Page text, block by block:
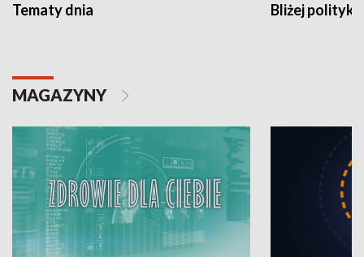
Tematy dnia Bliżej polityki
MAGAZYNY